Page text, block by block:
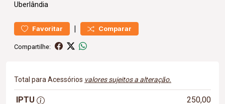
Uberlândia
Favoritar | Comparar
Compartilhe:
Total para Acessórios valores sujeitos a alteração.
IPTU
250,00